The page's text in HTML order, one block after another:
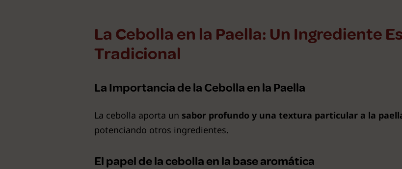
La Cebolla en la Paella: Un Ingrediente
Tradicional
La Importancia de la Cebolla en la Paella
La cebolla aporta un sabor profundo y una textura particular a la
potenciando otros ingredientes.
El papel de la cebolla en la base aromática